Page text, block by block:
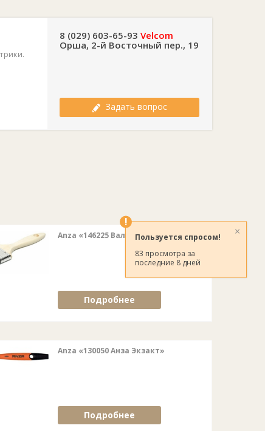
!
×
Пользуется спросом!
83 просмотра за
последние 8 дней
8 (029) 603-65-93 Velcom
Орша, 2-й Восточный пер., 19
Задать вопрос
Anza «146225 Валуэ»
Подробнее
Anza «130050 Анза Экзакт»
Подробнее